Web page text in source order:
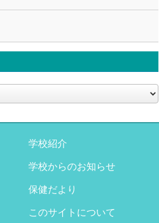
学校紹介
学校からのお知らせ
保健だより
このサイトについて